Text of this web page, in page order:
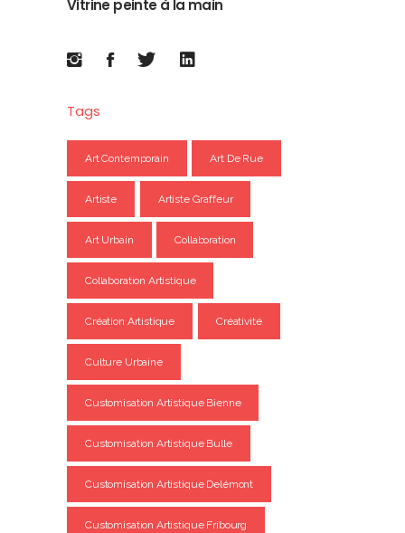
Vitrine peinte à la main
Tags
Art Contemporain Art De Rue
Artiste Artiste Graffeur
Art Urbain Collaboration
Collaboration Artistique
Création Artistique Créativité
Culture Urbaine
Customisation Artistique Bienne
Customisation Artistique Bulle
Customisation Artistique Delémont
Customisation Artistique Fribourg